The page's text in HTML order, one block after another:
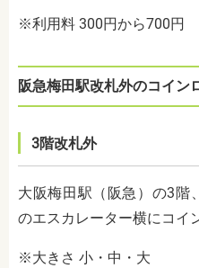
※利用料 300円から700円
阪急梅田駅改札外のコイン
3階改札外
大阪梅田駅（阪急）の3階
のエスカレーター横にコイ
※大きさ 小・中・大